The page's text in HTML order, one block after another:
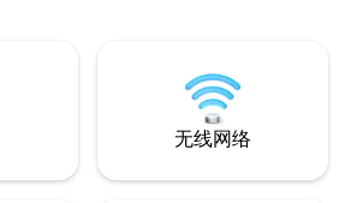
林拥抱。
无线网络